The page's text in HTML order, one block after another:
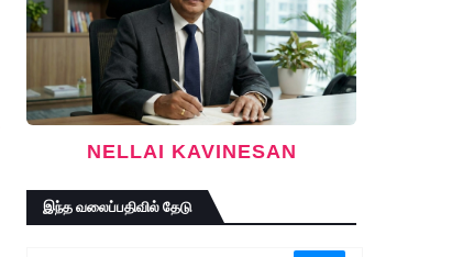
NELLAI KAVINESAN
இந்த வலைப்பதிவில் தேடு